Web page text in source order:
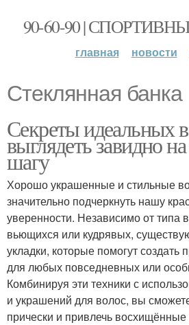
90-60-90 |
главная новости
Стеклянная банка
Секреты идеальных
выглядеть завидно
шагу
Хорошо украшенные и стильные
значительно подчеркнуть нашу
уверенности. Независимо от
вьющихся или кудрявых,
укладки, которые помогут создать
для любых повседневных или
Комбинируя эти техники с
и украшений для волос, вы
прически и привлечь восхищённые